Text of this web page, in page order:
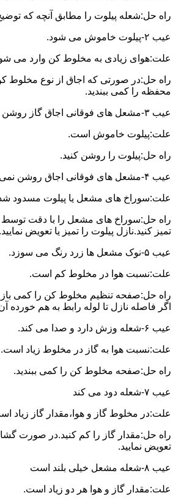
راه حل:شعله پیلوت را مطابق آنچه که
عیب ۲-پیلوت خاموش می شود.
علت:هوای زیادی به مخلوط کن وارد می
راه حل:در صورتی که اجاق از نوع مخلوط
محفظه را کمی ببندید.
عیب ۳-مشعل های فوقانی اجاق گاز روشن نمی شود.
علت:پیلوت خاموش است.
راه حل:پیلوت را روشن کنید.
عیب ۴-مشعل های فوقانی اجاق روشن نمی شود
علت:سوراخ های مشعل یا پیلوت مسدود
راه حل:سوراخ های مشعل را با دقت توسط
تمیز کنید.نازل پیلوت را تمیز یا تعویض نمایید.
عیب ۵-نوک مشعل ها زرد رنگ می سوزد.
علت:نسبت هوا در مخلوط کم است.
راه حل:صفحه تنظیم مخلوط کن را کمی باز
اگر فاصله نازل تا لوله رابط به هم خورده آن
عیب ۶-شعله وزش دارد و صدا می کند.
علت:نسبت هوا به گاز در مخلوط زیاد است.
راه حل:صفحه مخلوط کن را کمی ببندید.
عیب ۷-شعله دود می کند
علت:در مخلوط گاز و هوا،مقدار گاز زیاد
راه حل:مقدار گاز را کم کنید.در صورت
تعویض نمایید.
عیب ۸-شعله مشعل خیلی بلند است
علت:مقدار گاز و هوا هر دو زیاد است.